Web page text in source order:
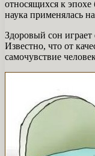
относящихся к
наука применялась
Здоровый сон
Известно, что от
самочувствие